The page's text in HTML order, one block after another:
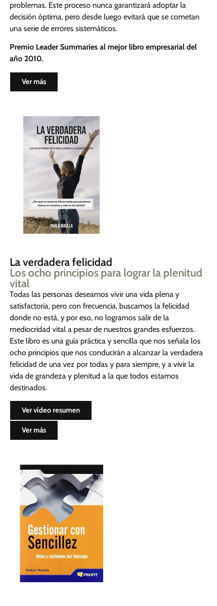
problemas. Este proceso nunca garantizará adoptar la
decisión óptima, pero desde luego evitará que se cometan
una serie de errores sistemáticos.
Premio Leader Summaries al mejor libro empresarial del
año 2010.
Ver más
La verdadera felicidad
Los ocho principios para lograr la plenitud
vital
Todas las personas deseamos vivir una vida plena y
satisfactoria, pero con frecuencia, buscamos la felicidad
donde no está, y por eso, no logramos salir de la
mediocridad vital a pesar de nuestros grandes esfuerzos.
Este libro es una guía práctica y sencilla que nos señala los
ocho principios que nos conducirán a alcanzar la verdadera
felicidad de una vez por todas y para siempre, y a vivir la
vida de grandeza y plenitud a la que todos estamos
destinados.
Ver vídeo resumen
Ver más